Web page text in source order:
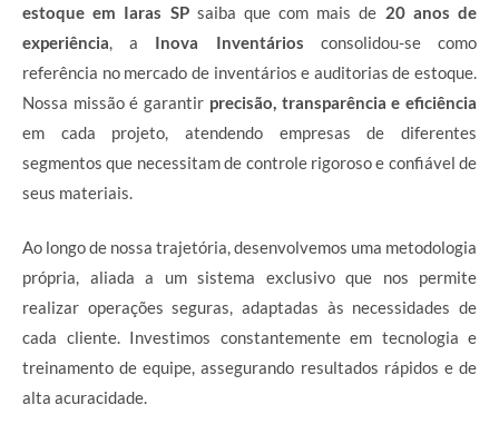
estoque em Iaras SPsaiba que com mais de 20 anos de
experiência , a Inova Inventários consolidou-se como
referência no mercado de inventários e auditorias de estoque.
Nossa missão é garantir precisão, transparência e eficiência
em cada projeto, atendendo empresas de diferentes
segmentos que necessitam de controle rigoroso e confiável de
seus materiais.
Ao longo de nossa trajetória, desenvolvemos uma metodologia
própria, aliada a um sistema exclusivo que nos permite
realizar operações seguras, adaptadas às necessidades de
cada cliente. Investimos constantemente em tecnologia e
treinamento de equipe, assegurando resultados rápidos e de
alta acuracidade.